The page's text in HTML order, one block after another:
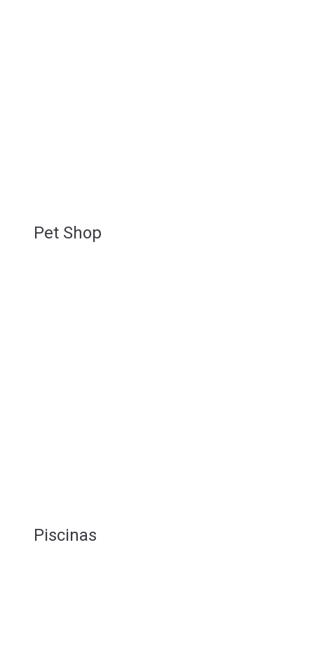
Pet Shop
Piscinas